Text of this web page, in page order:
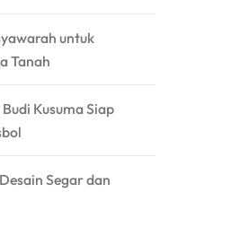
untuk
Tanah
Kusuma Siap
Segar dan